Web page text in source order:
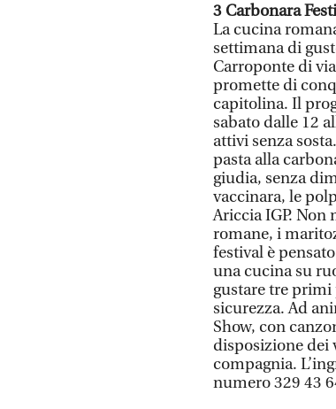
3 Carbonara
La cucina
settimana di
Carroponte di
promette di
capitolina. Il
sabato dalle 12
attivi senza
pasta alla
giudia, senza
vaccinara, le
Ariccia IGP.
romane, i
festival è
una cucina su
gustare tre
sicurezza. Ad
Show, con
disposizione dei
compagnia.
numero 329 43